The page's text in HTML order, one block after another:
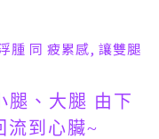
腫 同 疲累感, 讓雙腿
腿、大腿 由下
流到心臟~